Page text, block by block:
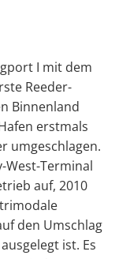
I mit dem
Reeder-
Binnenland
erstmals
umgeschlagen.
West-Terminal
auf, 2010
den Umschlag
ist. Es